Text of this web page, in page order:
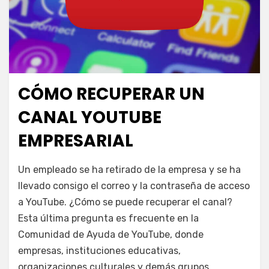
Publicada
el
julio 15, 2024
Escuela YouTube
CÓMO RECUPERAR UN
CANAL YOUTUBE
EMPRESARIAL
juancadotcom
Deja un comentario
recuperar
un
canal
YouTube
Un empleado se ha retirado de la empresa y se ha
llevado consigo el correo y la contraseña de acceso
a YouTube. ¿Cómo se puede recuperar el canal?
Esta última pregunta es frecuente en la
Comunidad de Ayuda de YouTube, donde
empresas, instituciones educativas,